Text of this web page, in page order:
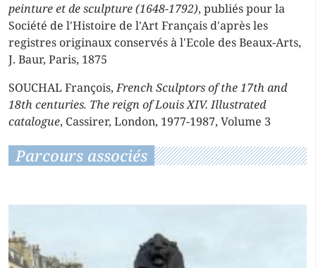
peinture et de sculpture (1648-1792), publiés pour la
Société de l'Histoire de l'Art Français d'après les
registres originaux conservés à l'Ecole des Beaux-Arts,
J. Baur, Paris, 1875
SOUCHAL François,French Sculptors of the 17th and
18th centuries. The reign of Louis XIV. Illustrated
catalogue, Cassirer, London, 1977-1987, Volume 3
Parcours associés